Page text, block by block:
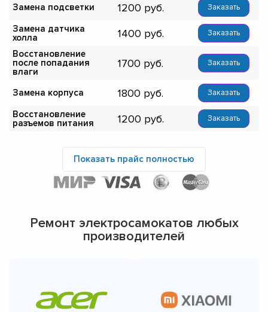
Замена подсветки 1200 Заказать
Замена датчика
холла
1400 Заказать
Восстановление
после попадания
влаги
1700 Заказать
Замена корпуса 1800 Заказать
Восстановление
разъемов питания
1200 Заказать
Показать прайс полностью
Ремонт электросамокатов любых
производителей